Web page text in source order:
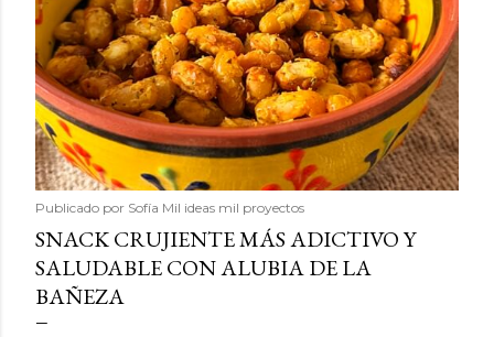
Publicado por Sofía Mil ideas mil proyectos
SNACK CRUJIENTE MÁS ADICTIVO Y
SALUDABLE CON ALUBIA DE LA
BAÑEZA